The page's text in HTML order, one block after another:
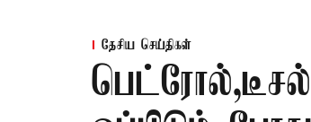
தேசிய செய்திகள்
பெட்ரோல்,டீசல்